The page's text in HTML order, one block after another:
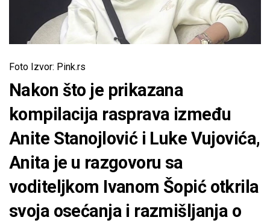
Foto Izvor: Pink.rs
Nakon što je prikazana
kompilacija rasprava između
Anite Stanojlović i Luke Vujovića,
Anita je u razgovoru sa
voditeljkom Ivanom Šopić otkrila
svoja osećanja i razmišljanja o